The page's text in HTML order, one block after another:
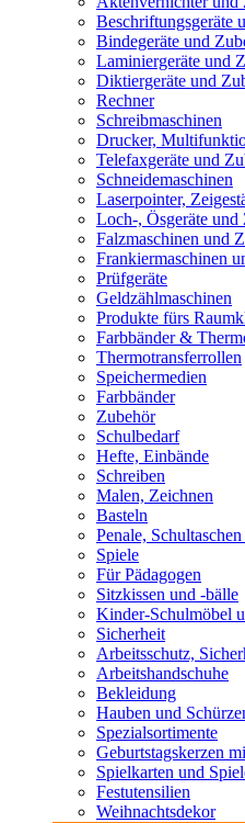
Beschriftungsgeräte
Bindegeräte und
Laminiergeräte und
Diktiergeräte und
Rechner
Schreibmaschinen
Drucker,
Telefaxgeräte und
Schneidemaschinen
Laserpointer,
Loch-, Ösgeräte und
Falzmaschinen und
Frankiermaschinen
Prüfgeräte
Geldzählmaschinen
Produkte fürs
Farbbänder &
Thermotransferrollen
Speichermedien
Farbbänder
Zubehör
Schulbedarf
Hefte, Einbände
Schreiben
Malen, Zeichnen
Basteln
Penale,
Spiele
Für Pädagogen
Sitzkissen und -bälle
Kinder-Schulmöbel
Sicherheit
Arbeitsschutz,
Arbeitshandschuhe
Bekleidung
Hauben und
Spezialsortimente
Geburtstagskerzen
Spielkarten und
Festutensilien
Weihnachtsdekor